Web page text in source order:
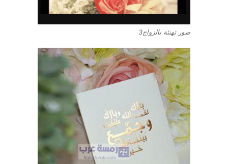
صور تهنئة بالزواج3